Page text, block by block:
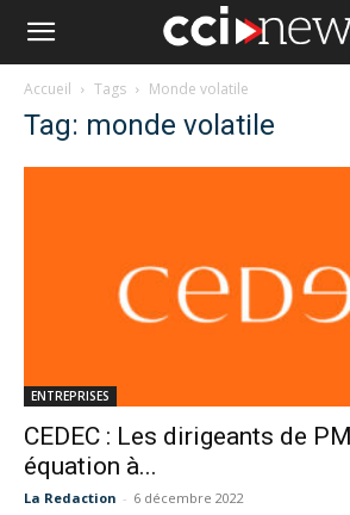
Accueil Tags Monde volatile
Tag: monde volatile
ENTREPRISES
CEDEC : Les dirigeants de
équation à...
La Redaction - 6 décembre 2022